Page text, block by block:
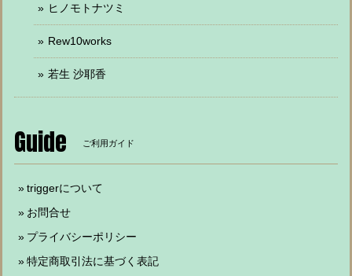
ヒノモトナツミ
Rew10works
若生 沙耶香
Guide ご利用ガイド
triggerについて
お問合せ
プライバシーポリシー
特定商取引法に基づく表記